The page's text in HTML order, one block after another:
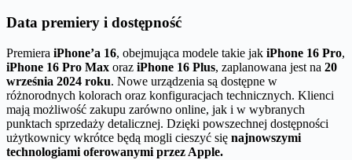
Data premiery i dostępność
Premiera iPhone’a 16, obejmująca modele takie jak iPhone 16 Pro,
iPhone 16 Pro Max oraz iPhone 16 Plus, zaplanowana jest na 20
września 2024 roku. Nowe urządzenia są dostępne w
różnorodnych kolorach oraz konfiguracjach technicznych. Klienci
mają możliwość zakupu zarówno online, jak i w wybranych
punktach sprzedaży detalicznej. Dzięki powszechnej dostępności
użytkownicy wkrótce będą mogli cieszyć się najnowszymi
technologiami oferowanymi przez Apple.